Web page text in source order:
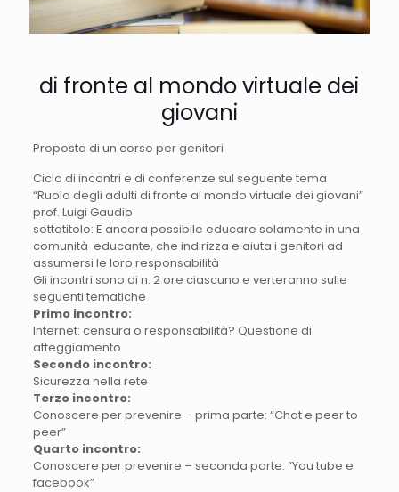
di fronte al mondo virtuale dei
giovani
Proposta di un corso per genitori
Ciclo di incontri e di conferenze sul seguente tema
“Ruolo degli adulti di fronte al mondo virtuale dei giovani”
prof. Luigi Gaudio
sottotitolo: E ancora possibile educare solamente in una
comunità educante, che indirizza e aiuta i genitori ad
assumersi le loro responsabilità
Gli incontri sono di n. 2 ore ciascuno e verteranno sulle
seguenti tematiche
Primo incontro:
Internet: censura o responsabilità? Questione di
atteggiamento
Secondo incontro:
Sicurezza nella rete
Terzo incontro:
Conoscere per prevenire – prima parte: “Chat e peer to
peer”
Quarto incontro:
Conoscere per prevenire – seconda parte: “You tube e
facebook”